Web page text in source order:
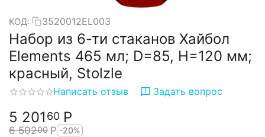
КОД: 3520012EL003
Набор из 6-ти стаканов Хайбол
Elements 465 мл; D=85, H=120 мм;
красный, Stolzle
Написать отзыв Задать вопрос
5 201 60 Р
6 50200 Р -20%